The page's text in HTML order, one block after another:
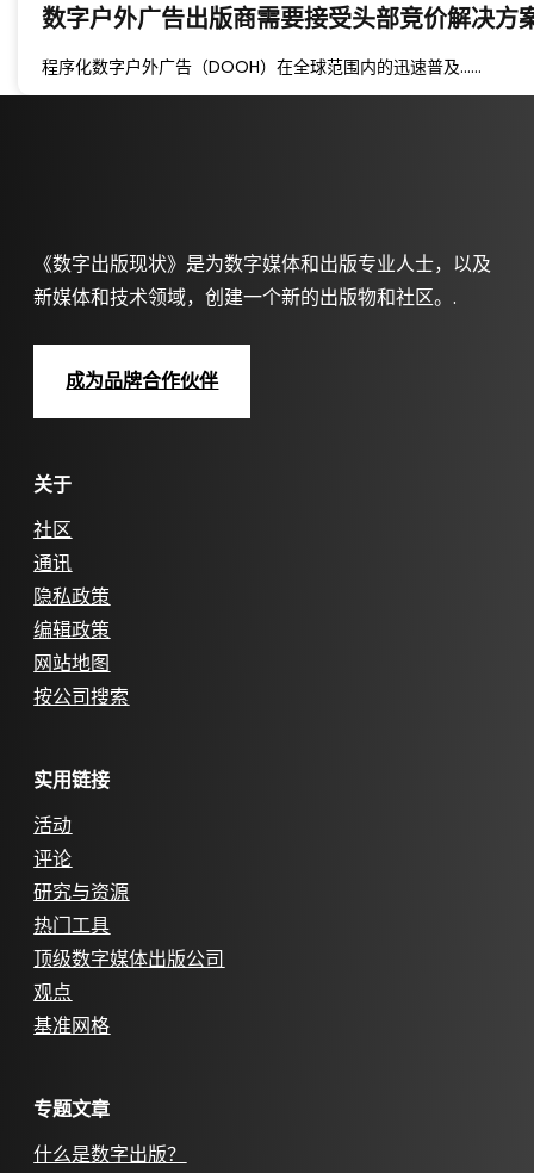
数字户外广告出版商需要接受头部竞价解决方
程序化数字户外广告（DOOH）在全球范围内的迅速普及……
《数字出版现状》是为数字媒体和出版专业人士，以及
新媒体和技术领域，创建一个新的出版物和社区。.
成为品牌合作伙伴
关于
社区
通讯
隐私政策
编辑政策
网站地图
按公司搜索
实用链接
活动
评论
研究与资源
热门工具
顶级数字媒体出版公司
观点
基准网格
专题文章
什么是数字出版？